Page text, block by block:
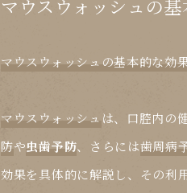
マウスウォッシュの
マウスウォッシュの基本的な効
マウスウォッシュ は、口腔内の
防や虫歯予防、さらには歯周病
効果を具体的に解説し、その利